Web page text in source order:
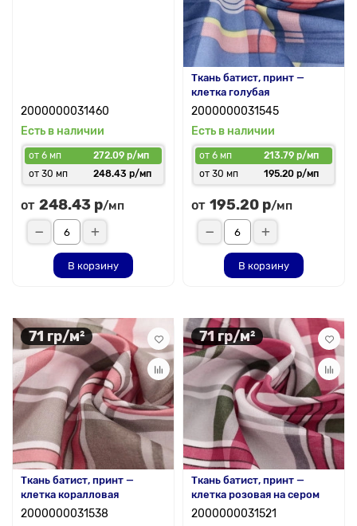
2000000031460
Есть в наличии
от 6 мп
272.09 р/мп
от 30 мп
248.43 р/мп
от 248.43 р/мп
В корзину
Ткань батист, принт —
клетка голубая
2000000031545
Есть в наличии
от 6 мп
213.79 р/мп
от 30 мп
195.20 р/мп
от 195.20 р/мп
В корзину
71 гр/м²
Ткань батист, принт —
клетка коралловая
2000000031538
71 гр/м²
Ткань батист, принт —
клетка розовая на сером
2000000031521